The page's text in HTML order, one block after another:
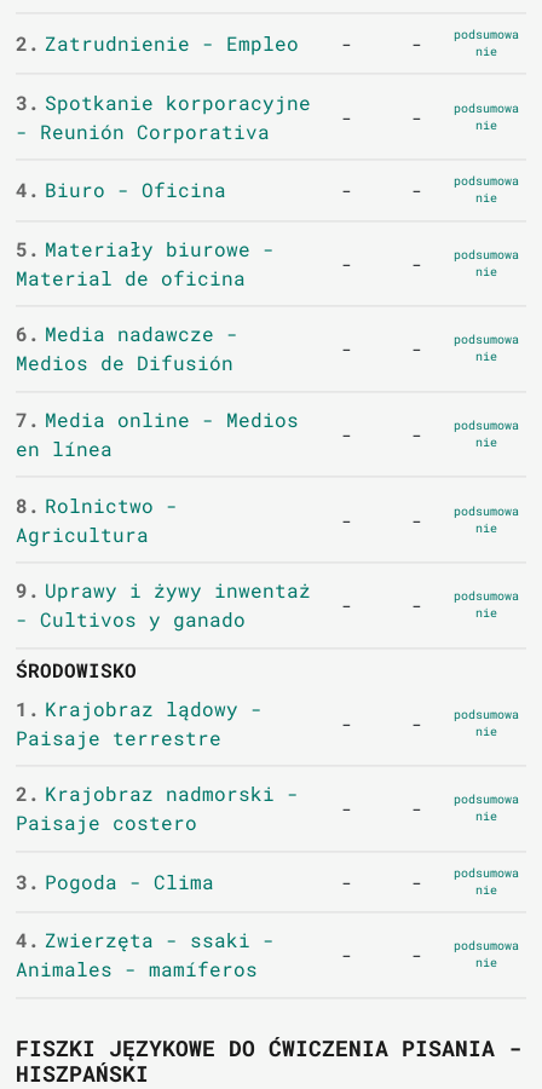
2. Zatrudnienie - Empleo - -
podsumowa
nie
3. Spotkanie korporacyjne
- Reunión Corporativa
- -
podsumowa
nie
4. Biuro - Oficina - -
podsumowa
nie
5. Materiały biurowe -
Material de oficina
- -
podsumowa
nie
6. Media nadawcze -
Medios de Difusión
- -
podsumowa
nie
7. Media online - Medios
en línea
- -
podsumowa
nie
8. Rolnictwo -
Agricultura
- -
podsumowa
nie
9. Uprawy i żywy inwentaż
- Cultivos y ganado
- -
podsumowa
nie
ŚRODOWISKO
1. Krajobraz lądowy -
Paisaje terrestre
- -
podsumowa
nie
2. Krajobraz nadmorski -
Paisaje costero
- -
podsumowa
nie
3. Pogoda - Clima - -
podsumowa
nie
4. Zwierzęta - ssaki -
Animales - mamíferos
- -
podsumowa
nie
FISZKI JĘZYKOWE DO ĆWICZENIA PISANIA -
HISZPAŃSKI